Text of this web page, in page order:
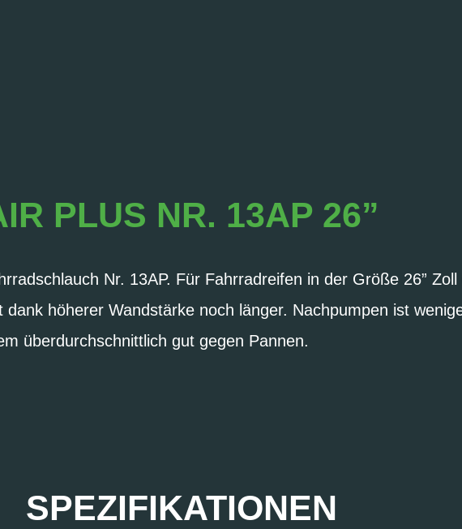
PLUS NR. 13AP 26”
Nr. 13AP. Für Fahrradreifen in der Größe 26” Zoll
höherer Wandstärke noch länger. Nachpumpen ist
überdurchschnittlich gut gegen Pannen.
SPEZIFIKATIONEN